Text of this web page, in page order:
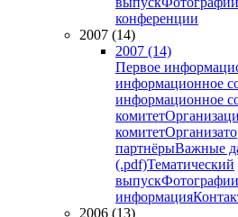
конференции
2007 (14)
2007 (14)
Первое
информационное
информационное
комитет
комитет
партнёрыВажные
(.pdf)Тематический
выпускФотографии
информация
2006 (13)